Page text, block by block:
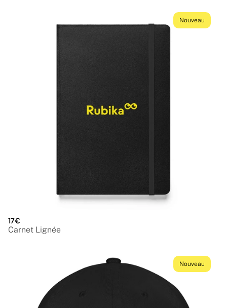
Nouveau
17€
Carnet Lignée
Nouveau